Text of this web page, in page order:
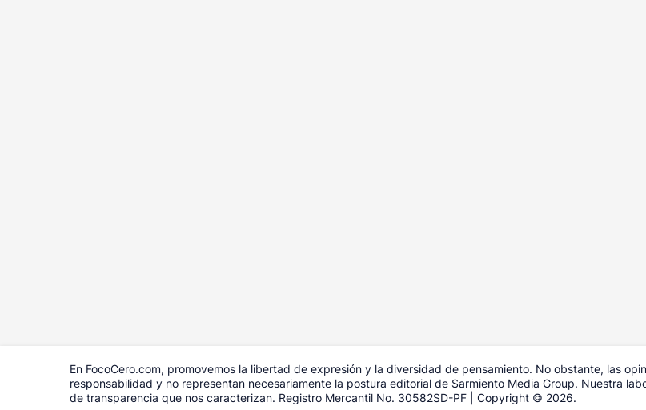
En FocoCero.com, promovemos la libertad de expresión y la diversidad de pensamiento. No obstante, las
responsabilidad y no representan necesariamente la postura editorial de Sarmiento Media Group. Nuestra
de transparencia que nos caracterizan. Registro Mercantil No. 30582SD-PF | Copyright © 2026.